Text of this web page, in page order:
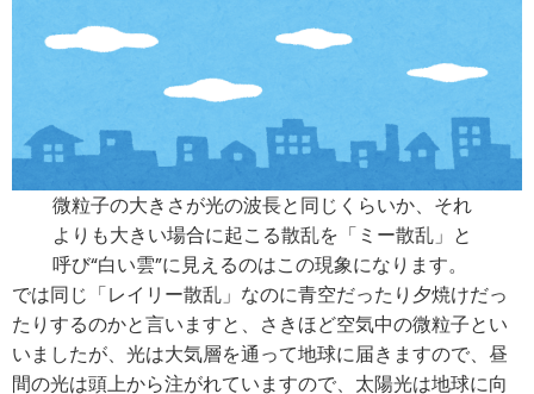
微粒子の大きさが光の波長と同じくらいか、それ
よりも大きい場合に起こる散乱を「 ミー散乱 」と
呼び“白い雲”に見えるのはこの現象になります。
では同じ「レイリー散乱」なのに青空だったり夕焼けだっ
たりするのかと言いますと、さきほど空気中の微粒子とい
いましたが、光は大気層を通って地球に届きますので、昼
間の光は頭上から注がれていますので、太陽光は地球に向